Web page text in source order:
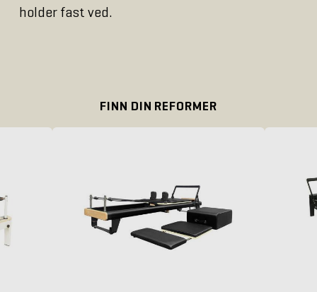
holder fast ved.
FINN DIN REFORMER